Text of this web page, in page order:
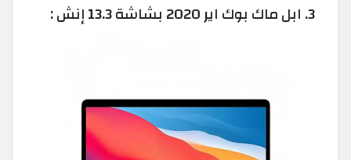
3. ابل ماك بوك اير 2020 بشاشة 13.3 إنش :